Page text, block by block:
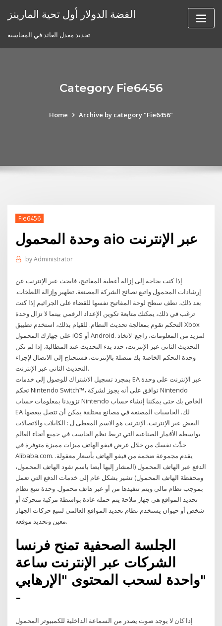
الفضة الدولار أول تحية المارينز
تحديد معدل العائد في المحاسبة
Category Fie6456
Home Archive by category "Fie6456"
Fie6456
وحدة المحمول aio عبر الإنترنت
byAdministrator
إذا كنت بحاجة إلى إزالة أغطية المفاتيح، فابحث عبر الإنترنت عن
إرشادات المحمول واتبع نصائح الشركة المصنعة. تطهير وإزالة اللطخات.
بعد ذلك، نطف سطح لوحة المفاتيح نفسها للقضاء على الجراثيم إذا كنت
ترغب في ذلك، يمكنك متابعة تكوين الإعداد الرقمي بينما لا تزال وحدة
التحكم تقوم بمعالجة تحديث النظام. للقيام بذلك، استخدم تطبيق Xbox
على جهازك المحمول iOS أو Android. لمزيد من المعلومات، راجع: لاتخاذ
التحديث الثاني عبر الإنترنت، حدد بدء التحديث عند المطالبة. إذا لم تكن
وحدة التحكم الخاصة بك متصلة بالإنترنت، فستحتاج إلى الاتصال لإجراء
التحديث الثاني عبر الإنترنت.
بمجرد تسجيل الاشتراك للوصول إلى خدمات EA عبر الإنترنت على وحدة
تحكم Nintendo Switch™‎، توافق على أنه يجوز لشركة Nintendo
تزويدنا بمعلومات حساب Nintendo الخاص بك حتى يمكننا إنشاء حساب
EA لك. الحاسبات المصنعة في مصانع مختلفة يمكن أن تتصل ببعضها
البعض عبر الإنترنت. الإنترنت هو الاسم المعطى ل : الكابلات والاتصالات
بواسطة الأقمار الصناعية التي تربط نظم الحاسب في جميع أنحاء العالم
حدِّث نفسك من خلال عرض فيفو الهاتف ميزات مميزة متوفرة في
Alibaba.com. يقدم مجموعة ضخمة من فيفو الهاتف بأسعار معقولة.
الدفع عبر الهاتف المحمول (المشار إليها أيضا باسم نقود الهاتف المحمول،
ومحفظة الهاتف المحمول) تشير بشكل عام إلى خدمات الدفع التي تعمل
بموجب نظام مالي ويتم تنفيذها من أو عبر هاتف محمول. وحدة تتبع نظام
تحديد المواقع هي جهاز ملاحة يتم حمله عادة بواسطة مركبة متحركة أو
شخص أو حيوان يستخدم نظام تحديد المواقع العالمي لتتبع حركات الجهاز
معين وتحديد موقعه.
الجلسة الصحفية تمنح فرنسا
الشركات عبر الإنترنت ساعة
واحدة لسحب المحتوى "الإرهابي"
-
إذا كان لا يوجد صوت يصدر من السماعة الداخلية للكمبيوتر المحمول